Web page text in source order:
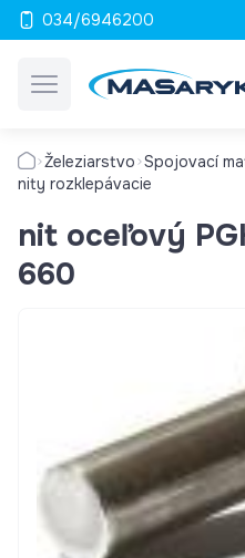
034/6946200
Železiarstvo Spojovací
nity rozklepávacie
nit oceľový
660